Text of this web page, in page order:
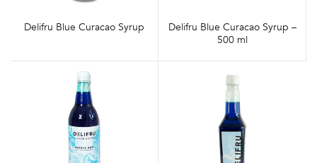
Delifru Blue Curacao Syrup
Delifru Blue Curacao Syrup –
500 ml